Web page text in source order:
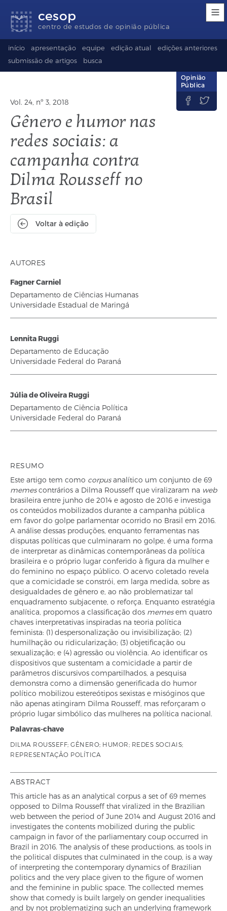
acessibilidade
para
conteúdo
para
rodapé
idioma
(Language
selection)
cesop
centro de estudos de opinião pública
início apresentação equipe edição atual
edições anteriores
submissão de artigos
busca
Vol. 24, nº 3, 2018
Gênero e humor nas
redes sociais: a
campanha contra
Dilma Rousseff no
Brasil
Voltar à edição
Opinião
Pública
 
AUTORES
Fagner Carniel
Departamento de Ciências Humanas
Universidade Estadual de Maringá
Lennita Ruggi
Departamento de Educação
Universidade Federal do Paraná
Júlia de Oliveira Ruggi
Departamento de Ciência Política
Universidade Federal do Paraná
RESUMO
Este artigo tem como corpusanalítico um conjunto de 69
memescontrários a Dilma Rousseff que viralizaram na web
brasileira entre junho de 2014 e agosto de 2016 e investiga
os conteúdos mobilizados durante a campanha pública
em favor do golpe parlamentar ocorrido no Brasil em 2016.
A análise dessas produções, enquanto ferramentas nas
disputas políticas que culminaram no golpe, é uma forma
de interpretar as dinâmicas contemporâneas da política
brasileira e o próprio lugar conferido à figura da mulher e
do feminino no espaço público. O acervo coletado revela
que a comicidade se constrói, em larga medida, sobre as
desigualdades de gênero e, ao não problematizar tal
enquadramento subjacente, o reforça. Enquanto estratégia
analítica, propomos a classificação dos memesem quatro
chaves interpretativas inspiradas na teoria política
feminista: (1) despersonalização ou invisibilização; (2)
humilhação ou ridicularização; (3) objetificação ou
sexualização; e (4) agressão ou violência. Ao identificar os
dispositivos que sustentam a comicidade a partir de
parâmetros discursivos compartilhados, a pesquisa
demonstra como a dimensão generificada do humor
político mobilizou estereótipos sexistas e misóginos que
não apenas atingiram Dilma Rousseff, mas reforçaram o
próprio lugar simbólico das mulheres na política nacional.
Palavras-chave
DILMA ROUSSEFF; GÊNERO; HUMOR; REDES SOCIAIS;
REPRESENTAÇÃO POLÍTICA
ABSTRACT
This article has as an analytical corpus a set of 69 memes
opposed to Dilma Rousseff that viralized in the Brazilian
web between the period of June 2014 and August 2016 and
investigates the contents mobilized during the public
campaign in favor of the parliamentary coup occurred in
Brazil in 2016. The analysis of these productions, as tools in
the political disputes that culminated in the coup, is a way
of interpreting the contemporary dynamics of Brazilian
politics and the very place given to the figure of women
and the feminine in public space. The collected memes
show that comedy is built largely on gender inequalities
and by not problematizing such an underlying framework